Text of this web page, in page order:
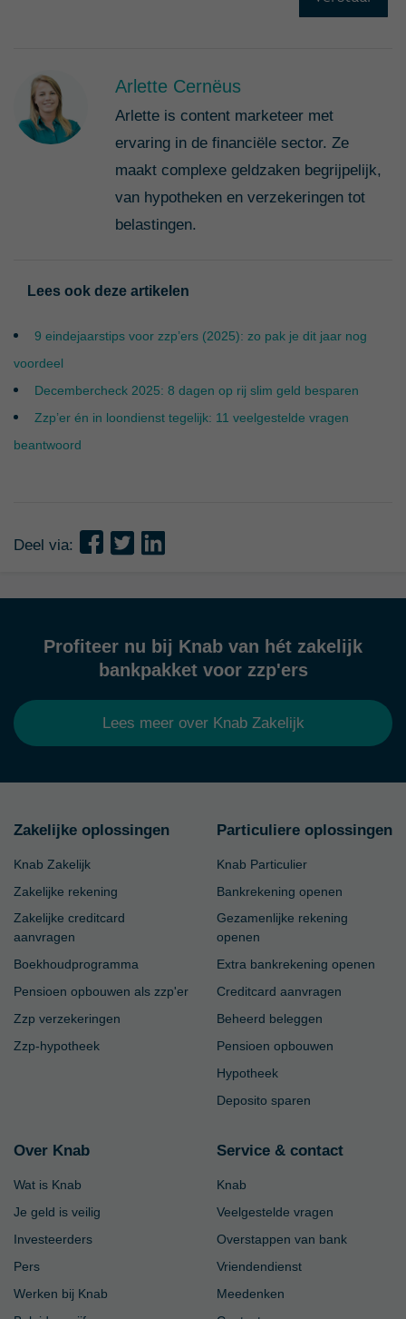
Arlette Cernëus
Arlette is content marketeer met
ervaring in de financiële sector. Ze
maakt complexe geldzaken begrijpelijk,
van hypotheken en verzekeringen tot
belastingen.
Lees ook deze artikelen
9 eindejaarstips voor zzp’ers (2025): zo pak je dit jaar nog
voordeel
Decembercheck 2025: 8 dagen op rij slim geld besparen
Zzp’er én in loondienst tegelijk: 11 veelgestelde vragen
beantwoord
Deel via:
Profiteer nu bij Knab van hét zakelijk
bankpakket voor zzp'ers
Lees meer over Knab Zakelijk
Zakelijke oplossingen
Knab Zakelijk
Zakelijke rekening
Zakelijke creditcard
aanvragen
Boekhoudprogramma
Pensioen opbouwen als zzp'er
Zzp verzekeringen
Zzp-hypotheek
Particuliere oplossingen
Knab Particulier
Bankrekening openen
Gezamenlijke rekening
openen
Extra bankrekening openen
Creditcard aanvragen
Beheerd beleggen
Pensioen opbouwen
Hypotheek
Deposito sparen
Over Knab
Wat is Knab
Je geld is veilig
Investeerders
Pers
Werken bij Knab
Service & contact
Knab
Veelgestelde vragen
Overstappen van bank
Vriendendienst
Meedenken